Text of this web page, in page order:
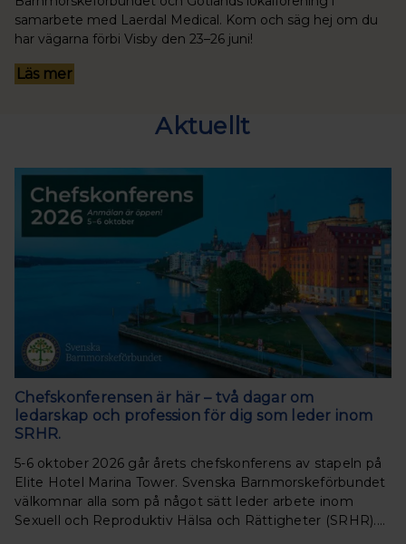
samarbete med Laerdal Medical. Kom och säg hej om du
har vägarna förbi Visby den 23–26 juni!
Läs mer
Aktuellt
Chefskonferensen är här – två dagar om
ledarskap och profession för dig som leder inom
SRHR.
5-6 oktober 2026 går årets chefskonferens av stapeln på
Elite Hotel Marina Tower. Svenska Barnmorskeförbundet
välkomnar alla som på något sätt leder arbete inom
Sexuell och Reproduktiv Hälsa och Rättigheter (SRHR).